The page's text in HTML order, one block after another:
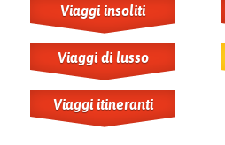
Viaggi insoliti
Viaggi di lusso
Viaggi itineranti